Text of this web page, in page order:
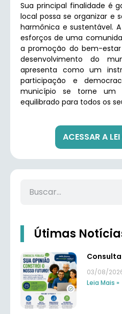
Sua principal finalidade é
local possa se organizar e
harmônica e sustentável.
esforços de uma
a promoção do bem-
desenvolvimento do
apresenta como um
participação e
município se torne um
equilibrado para todos os
ACESSAR A
Útimas
03/08/
Leia Mais »